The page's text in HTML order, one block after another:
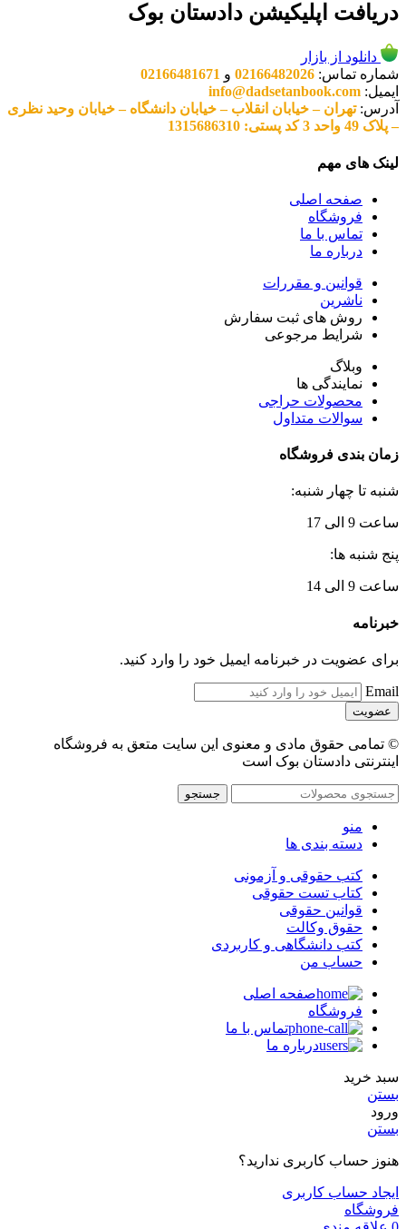
دریافت اپلیکیشن دادستان بوک
دانلود از بازار
شماره تماس: 02166482026 و 02166481671
ایمیل: info@dadsetanbook.com
آدرس:تهران – خیابان انقلاب – خیابان دانشگاه – خیابان وحید نظری
– پلاک 49 واحد 3 کد پستی: 1315686310
لینک های مهم
صفحه اصلی
فروشگاه
تماس با ما
درباره ما
قوانین و مقررات
ناشرین
روش های ثبت سفارش
شرایط مرجوعی
وبلاگ
نمایندگی ها
محصولات حراجی
سوالات متداول
زمان بندی فروشگاه
شنبه تا چهار شنبه:
ساعت 9 الی 17
پنج شنبه ها:
ساعت 9 الی 14
خبرنامه
برای عضویت در خبرنامه ایمیل خود را وارد کنید.
Email
© تمامی حقوق مادی و معنوی این سایت متعق به فروشگاه
اینترنتی دادستان بوک است
جستجو
منو
دسته بندی ها
کتب حقوقی و آزمونی
کتاب تست حقوقی
قوانین حقوقی
حقوق وکالت
کتب دانشگاهی و کاربردی
حساب من
صفحه اصلی
فروشگاه
تماس با ما
درباره ما
سبد خرید
بستن
ورود
بستن
هنوز حساب کاربری ندارید؟
ایجاد حساب کاربری
فروشگاه